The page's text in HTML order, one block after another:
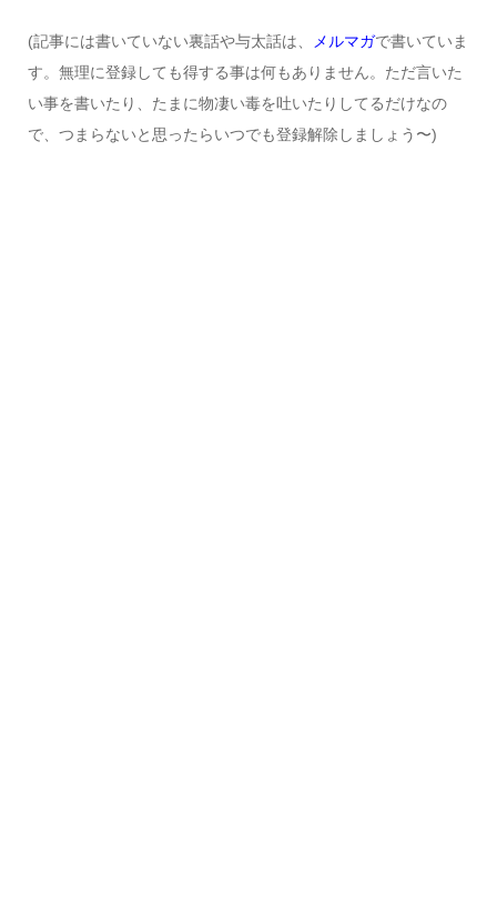
(記事には書いていない裏話や与太話は、 メルマガで書いていま
す。無理に登録しても得する事は何もありません。ただ言いた
い事を書いたり、たまに物凄い毒を吐いたりしてるだけなの
で、つまらないと思ったらいつでも登録解除しましょう〜)